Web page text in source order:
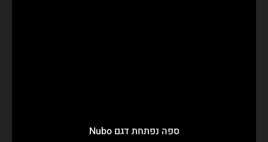
ספה נפתחת דגם Nubo